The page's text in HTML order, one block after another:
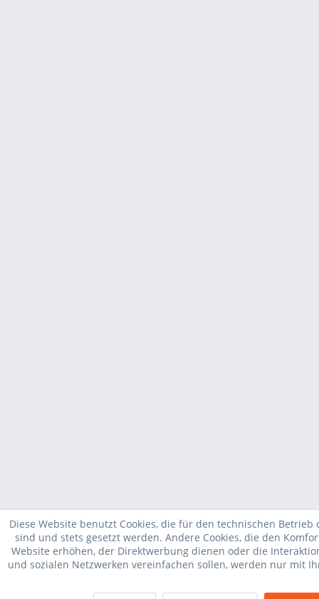
Diese Website benutzt Cookies, die für den technischen
sind und stets gesetzt werden. Andere Cookies, die den
Website erhöhen, der Direktwerbung dienen oder die
und sozialen Netzwerken vereinfachen sollen, werden nur mit